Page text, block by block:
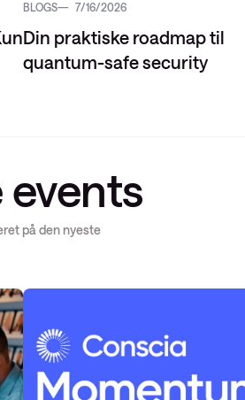
BLOGS 7/16/2026
Din praktiske roadmap til
quantum-safe security
på den nyeste